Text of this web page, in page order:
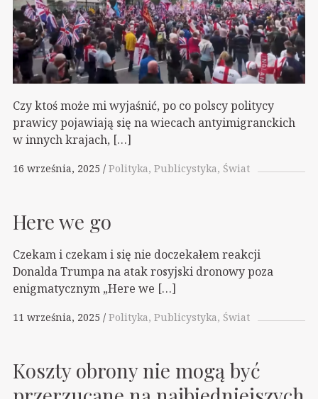
Czy ktoś może mi wyjaśnić, po co polscy politycy
prawicy pojawiają się na wiecach antyimigranckich
w innych krajach, […]
16 września, 2025 Polityka Publicystyka Świat
Here we go
Czekam i czekam i się nie doczekałem reakcji
Donalda Trumpa na atak rosyjski dronowy poza
enigmatycznym „Here we […]
11 września, 2025 Polityka Publicystyka Świat
Koszty obrony nie mogą być